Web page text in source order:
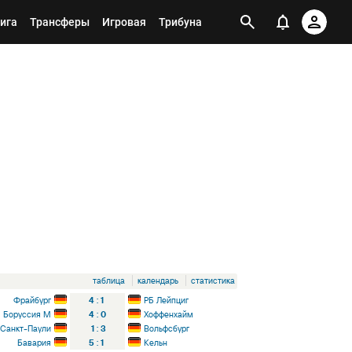
Трансферы Игровая Трибуна
таблица календарь
статистика
Фрайбург 4 : 1
РБ Лейпциг
Боруссия М 4 : 0
Хоффенхайм
Санкт-Паули 1 : 3
Вольфсбург
Бавария 5 : 1
Кельн